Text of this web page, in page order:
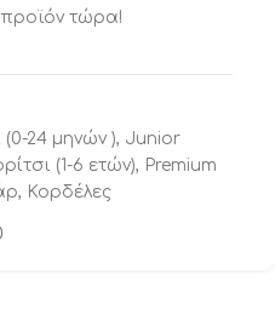
τώρα!
(0-24 μηνών ), Junior
(1-6 ετών), Premium
, Κορδέλες